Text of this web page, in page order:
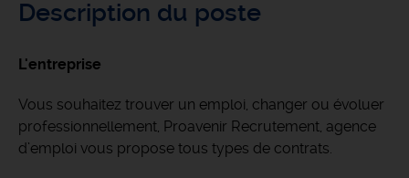
Description du poste
L'entreprise
Vous souhaitez trouver un emploi, changer ou évoluer
professionnellement, Proavenir Recrutement, agence
d’emploi vous propose tous types de contrats.